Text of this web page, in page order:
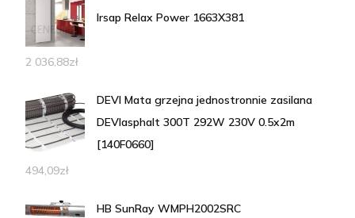
Irsap Relax Power 1663X381
2 036,88zł
DEVI Mata grzejna jednostronnie zasilana
DEVIasphalt 300T 292W 230V 0.5x2m
[140F0660]
494,09zł
HB SunRay WMPH2002SRC